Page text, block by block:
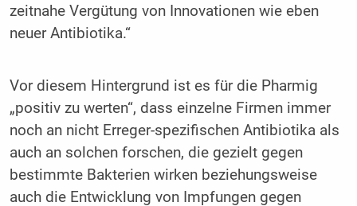
zeitnahe Vergütung von Innovationen wie eben
neuer Antibiotika.“
Vor diesem Hintergrund ist es für die Pharmig
„positiv zu werten“, dass einzelne Firmen immer
noch an nicht Erreger-spezifischen Antibiotika als
auch an solchen forschen, die gezielt gegen
bestimmte Bakterien wirken beziehungsweise
auch die Entwicklung von Impfungen gegen